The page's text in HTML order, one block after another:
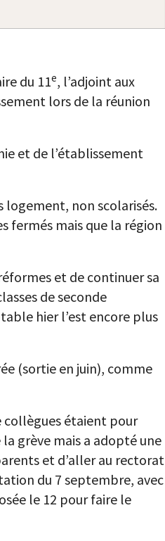
du 11e, l’adjoint aux
lors de la réunion
et de l’établissement
logement, non scolarisés.
fermés mais que la région
et de continuer sa
de seconde
hier l’est encore plus
(sortie en juin), comme
collègues étaient pour
la grève mais a adopté une
et d’aller au rectorat
du 7 septembre, avec
le 12 pour faire le